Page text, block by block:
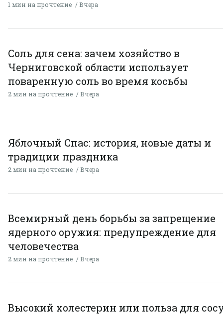
1 мин на прочтение Вчера
Соль для сена: зачем хозяйство в
Черниговской области использует
поваренную соль во время косьбы
2 мин на прочтение Вчера
Яблочный Спас: история, новые даты и
традиции праздника
2 мин на прочтение Вчера
Всемирный день борьбы за запрещение
ядерного оружия: предупреждение для
человечества
2 мин на прочтение Вчера
Высокий холестерин или польза для